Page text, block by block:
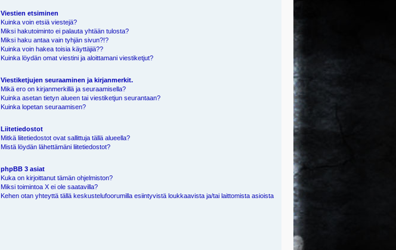
Viestien etsiminen
Kuinka voin etsiä viestejä?
Miksi hakutoiminto ei palauta yhtään tulosta?
Miksi haku antaa vain tyhjän sivun?!?
Kuinka voin hakea toisia käyttäjiä??
Kuinka löydän omat viestini ja aloittamani viestiketjut?
Viestiketjujen seuraaminen ja kirjanmerkit.
Mikä ero on kirjanmerkillä ja seuraamisella?
Kuinka asetan tietyn alueen tai viestiketjun seurantaan?
Kuinka lopetan seuraamisen?
Liitetiedostot
Mitkä liitetiedostot ovat sallittuja tällä alueella?
Mistä löydän lähettämäni liitetiedostot?
phpBB 3 asiat
Kuka on kirjoittanut tämän ohjelmiston?
Miksi toimintoa X ei ole saatavilla?
Kehen otan yhteyttä tällä keskustelufoorumilla esiintyvistä loukkaavista ja/tai laittomista asioista